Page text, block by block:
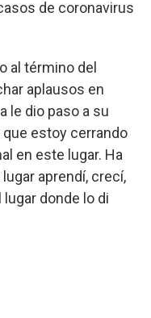
de coronavirus
al término del
aplausos en
le dio paso a su
estoy cerrando
en este lugar. Ha
aprendí, crecí,
donde lo di